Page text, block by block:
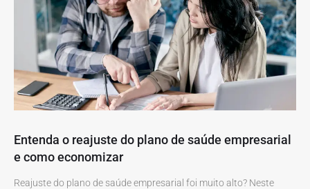
Entenda o reajuste do plano de saúde empresarial
e como economizar
Reajuste do plano de saúde empresarial foi muito alto? Neste